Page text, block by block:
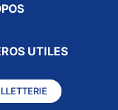
UTILES